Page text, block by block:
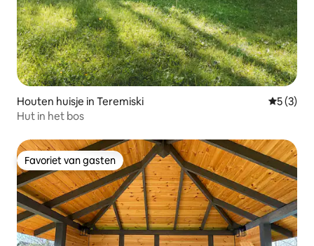
Houten huisje in Teremiski
5 (3)
Hut in het bos
Favoriet van gasten
Favoriet van gasten